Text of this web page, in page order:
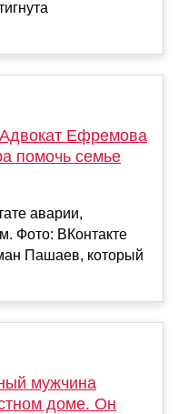
Ефремова
помочь семье
аварии,
Фото: ВКонтакте
Пашаев, который
мужчина
доме. Он